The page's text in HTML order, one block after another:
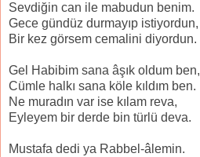
Sevdiğin can ile mabudun benim.
Gece gündüz durmayıp istiyordun,
Bir kez görsem cemalini diyordun.
Gel Habibim sana âşık oldum ben,
Cümle halkı sana köle kıldım ben.
Ne muradın var ise kılam reva,
Eyleyem bir derde bin türlü deva.
Mustafa dedi ya Rabbel-âlemin.